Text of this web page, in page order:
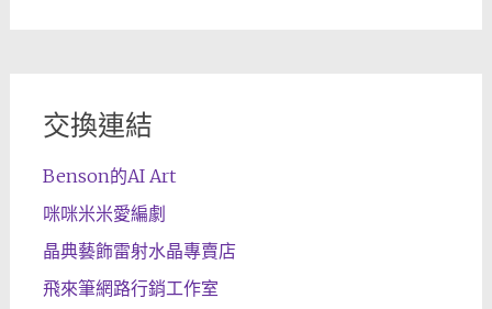
交換連結
Benson的AI Art
咪咪米米愛編劇
晶典藝飾雷射水晶專賣店
飛來筆網路行銷工作室